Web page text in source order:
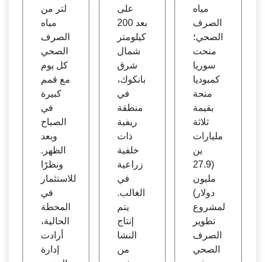
لتر من
مياه
الصرف
الصحي
كل يوم
مع قمم
كبيرة
في
الصباح
وبعد
الظهر.
ونظرًا
للاستثمار
في
المحطة
الحالية،
أرادت
إدارة
على
بعد 200
كيلومتر
شمال
شرق
بانكوك،
في
منطقة
ريفية
ذات
خلفية
زراعية
في
الغالب.
يتم
إنتاج
النشا
من
مياه
الصرف
الصحي؛
منحت
سوريا
كمبوديا
منحة
بقيمة
ثلاثة
مليارات
ين
(27.9
مليون
دولار)
لمشروع
تطوير
الصرف
الصحي